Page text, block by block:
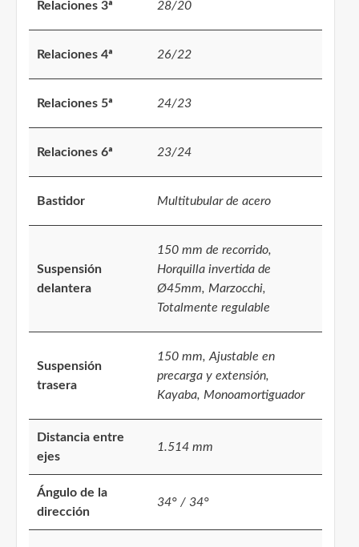
Relaciones 3ª 28/20
Relaciones 4ª 26/22
Relaciones 5ª 24/23
Relaciones 6ª 23/24
Bastidor Multitubular de acero
Suspensión
delantera
150 mm de recorrido,
Horquilla invertida de
Ø45mm, Marzocchi,
Totalmente regulable
Suspensión
trasera
150 mm, Ajustable en
precarga y extensión,
Kayaba, Monoamortiguador
Distancia entre
ejes
1.514 mm
Ángulo de la
dirección
34° / 34°